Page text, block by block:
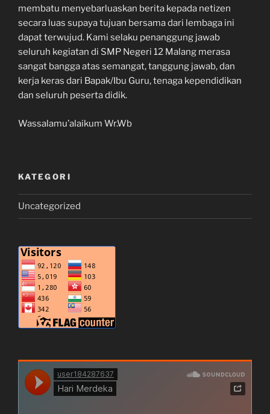
membatu menyebarluaskan berita kepada netizen
secara luas supaya tujuan bersama dari lembaga ini
dapat terwujud. Kami selaku penanggung jawab
seluruh kegiatan di SMP Negeri 12 Malang merasa
sangat bangga atas semangat, tanggung jawab, dan
kerja keras dari Bapak/Ibu Guru, tenaga kependidikan
dan seluruh peserta didik.
Wassalamu’alaikum Wr.Wb
KATEGORI
Uncategorized